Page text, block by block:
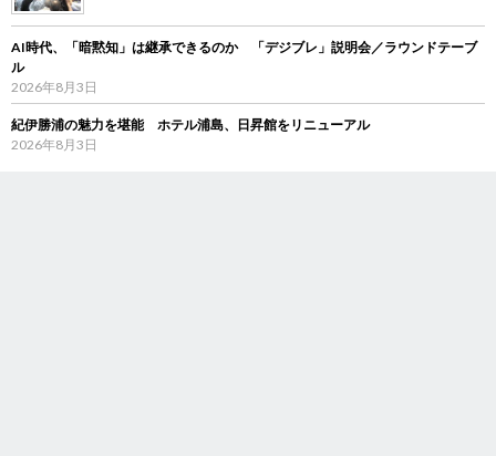
AI時代、「暗黙知」は継承できるのか 「デジブレ」説明会／ラウンドテーブ
ル
2026年8月3日
紀伊勝浦の魅力を堪能 ホテル浦島、日昇館をリニューアル
2026年8月3日